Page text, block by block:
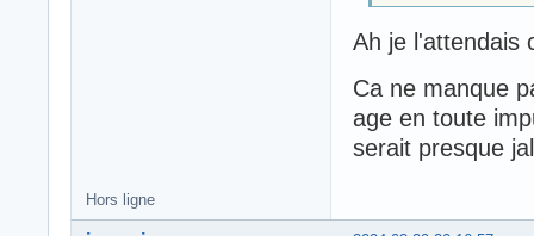
Ah je l'attendais
Ca ne manque
age en toute
serait presque
Hors ligne